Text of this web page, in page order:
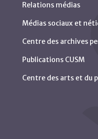
Relations médias
Médias sociaux et
Centre des archives
Publications CUSM
Centre des arts et du